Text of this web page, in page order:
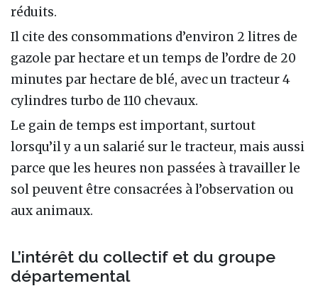
réduits.
Il cite des consommations d’environ 2 litres de
gazole par hectare et un temps de l’ordre de 20
minutes par hectare de blé, avec un tracteur 4
cylindres turbo de 110 chevaux.
Le gain de temps est important, surtout
lorsqu’il y a un salarié sur le tracteur, mais aussi
parce que les heures non passées à travailler le
sol peuvent être consacrées à l’observation ou
aux animaux.
L’intérêt du collectif et du groupe
départemental